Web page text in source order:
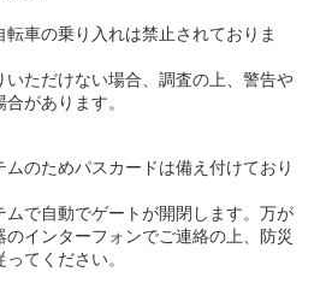
転車の乗り入れは禁止されておりま
ただけない場合、調査の上、警告や
があります。
ムのためパスカードは備え付けており
ムで自動でゲートが開閉します。万が
インターフォンでご連絡の上、防災
てください。